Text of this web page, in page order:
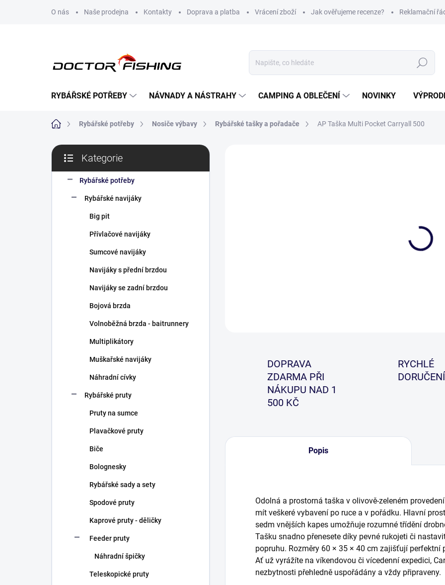
O nás Naše prodejna Kontakty Doprava a platba Vrácení zboží Jak ověřujeme recenze? Reklamační
Hledat
RYBÁŘSKÉ POTŘEBY NÁVNADY A NÁSTRAHY CAMPING A OBLEČENÍ NOVINKY
Domů Rybářské potřeby Nosiče výbavy Rybářské tašky a pořadače AP Taška Multi Pocket Carryall 500
P
s
kategorie
Kategorie
Rybářské potřeby
Rybářské navijáky
Big pit
Přívlačové navijáky
Sumcové navijáky
Navijáky s přední brzdou
Navijáky se zadní brzdou
Bojová brzda
Volnoběžná brzda - baitrunnery
Multiplikátory
Muškařské navijáky
Náhradní cívky
Rybářské pruty
Pruty na sumce
Plavačkové pruty
Biče
Bolognesky
Rybářské sady a sety
Spodové pruty
Kaprové pruty - děličky
Feeder pruty
Náhradní špičky
Teleskopické pruty
DOPRAVA
ZDARMA PŘI
NÁKUPU NAD 1
500 KČ
RYCHLÉ
DORUČENÍ
Popis
Odolná a prostorná taška v olivově-zeleném
mít veškeré vybavení po ruce a v pořádku. Hlavní
sedm vnějších kapes umožňuje rozumné třídění
Tašku snadno přenesete díky pevné rukojeti či
popruhu. Rozměry 60 × 35 × 40 cm zajišťují
Ať už vyrážíte na víkendovou či vícedenní expedici,
nezbytnosti přehledně uspořádány a vždy připraveny.